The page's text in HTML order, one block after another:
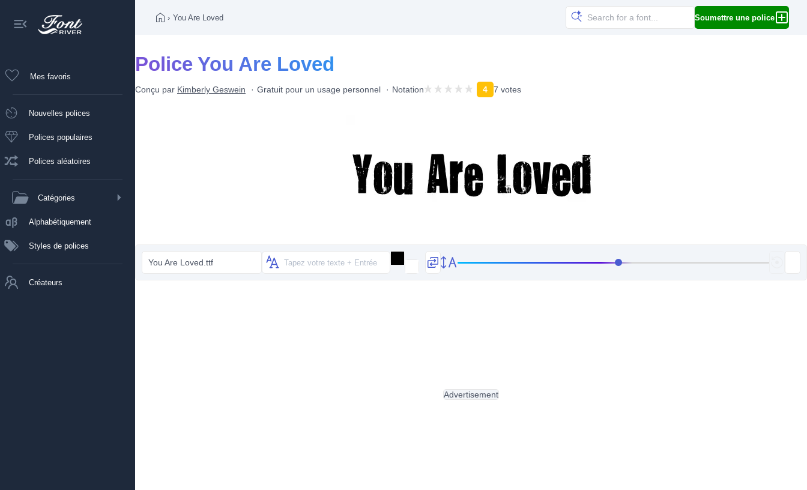
Mes favoris
Nouvelles polices
Polices populaires
Polices aléatoires
Catégories
Alphabétiquement
Styles de polices
Créateurs
› You Are Loved Soumettre une police
Police You Are Loved
Conçu par Kimberly Geswein Gratuit pour un usage personnel Notation 4 7 votes
You Are Loved.ttf
Advertisement